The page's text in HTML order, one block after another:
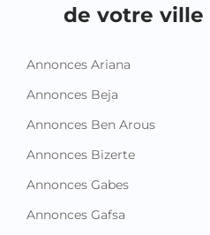
de votre ville
Annonces Ariana
Annonces Beja
Annonces Ben Arous
Annonces Bizerte
Annonces Gabes
Annonces Gafsa